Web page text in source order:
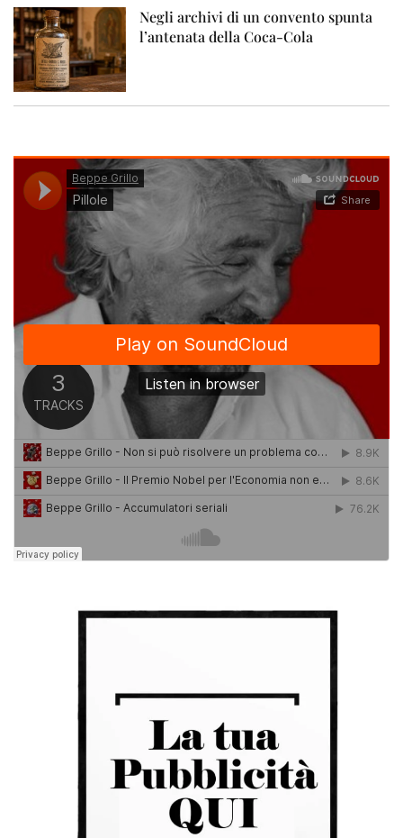
Negli archivi di un convento spunta
l’antenata della Coca-Cola